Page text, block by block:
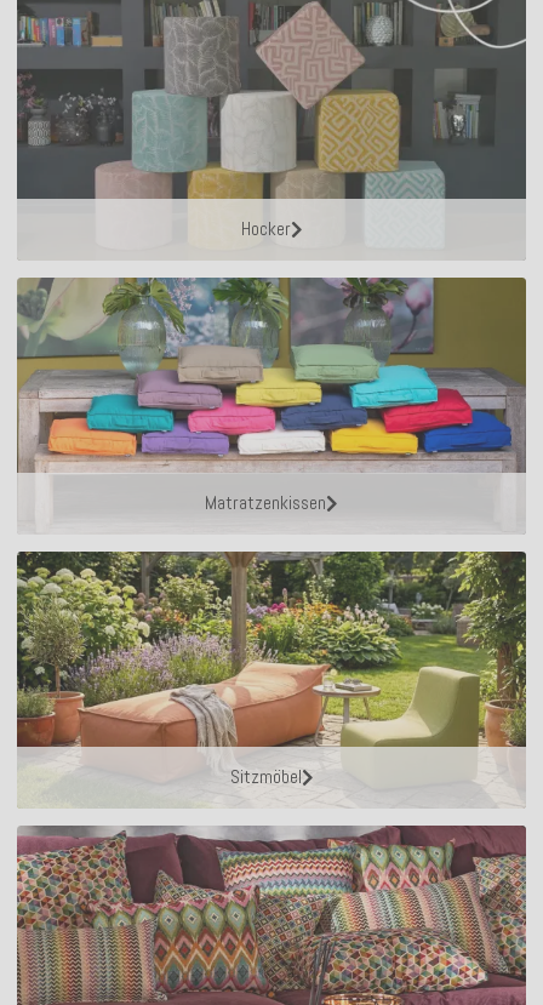
Hocker
Matratzenkissen
Sitzmöbel